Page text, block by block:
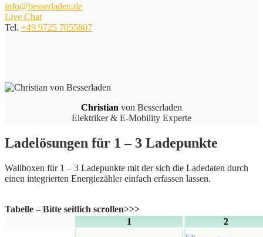
info@besserladen.de
Live Chat
Tel. +49 9725 7055807
Christian von Besserladen
Elektriker & E-Mobility Experte
Ladelösungen für 1 – 3 Ladepunkte
Wallboxen für 1 – 3 Ladepunkte mit der sich die Ladedaten durch
einen integrierten Energiezähler einfach erfassen lassen.
Tabelle – Bitte seitlich scrollen>>>
1
2